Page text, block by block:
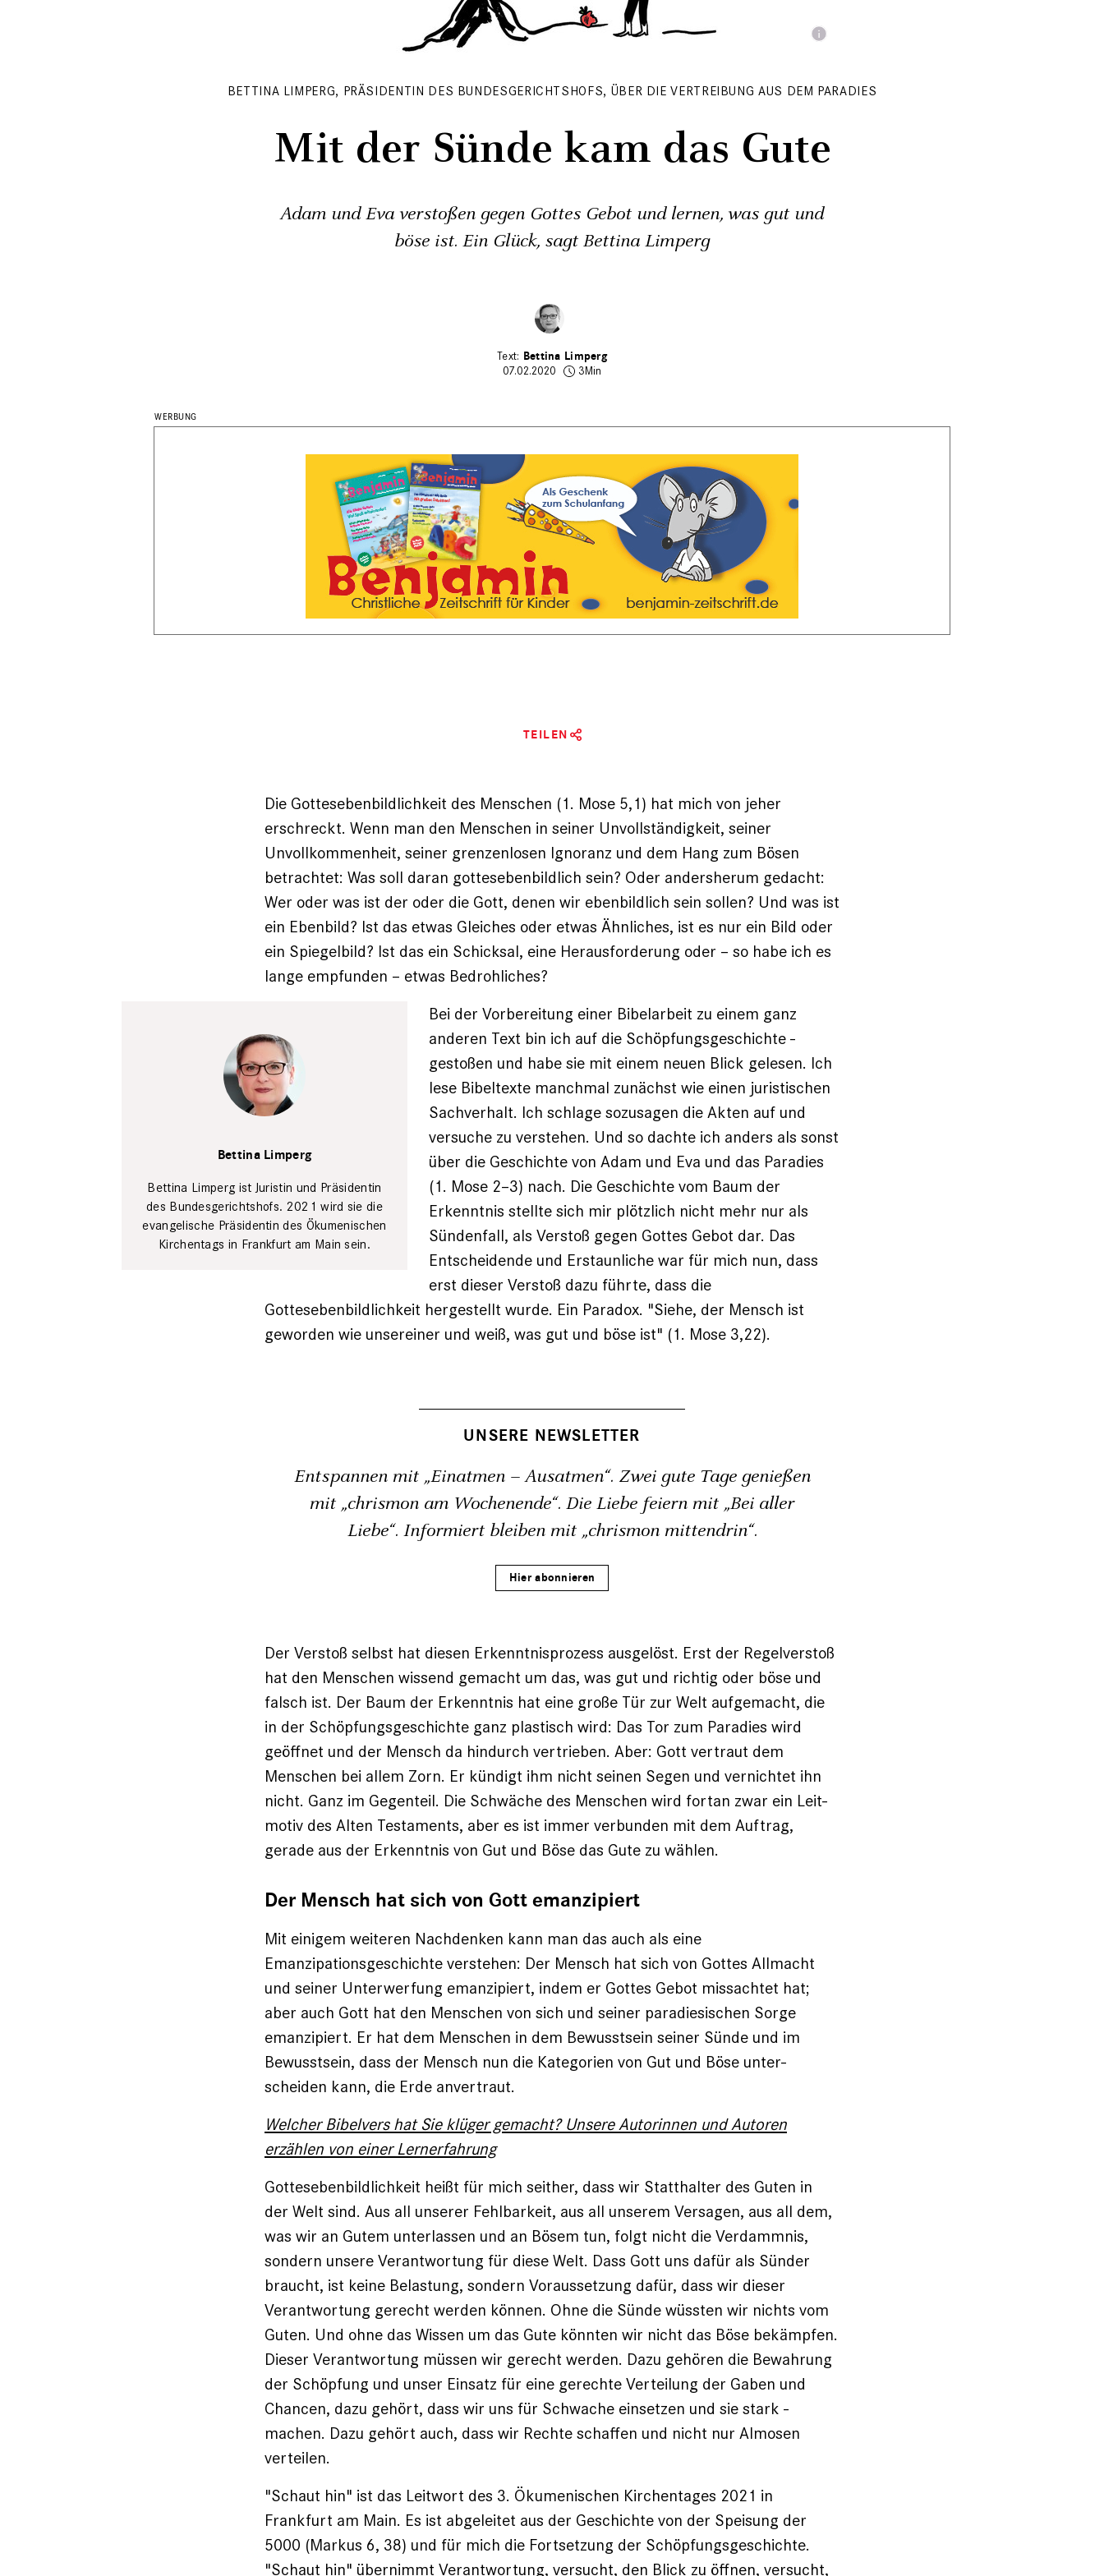
BETTINA LIMPERG, PRÄSIDENTIN DES BUNDESGERICHTSHOFS, ÜBER DIE VERTREIBUNG AUS DEM PARADIES
Mit der Sünde kam das Gute
Adam und Eva verstoßen gegen Gottes Gebot und lernen, was gut und
böse ist.­ Ein Glück, sagt Bettina Limperg
Bettina Limperg
07.02.2020
3Min
TEILEN
Die Gottesebenbildlichkeit des Menschen ­(1. Mose 5,1) hat mich von jeher
erschreckt. Wenn man den Menschen in seiner Unvollständigkeit, seiner
Unvollkommenheit, seiner grenzenlosen Ignoranz und dem Hang zum Bösen
betrachtet: Was soll daran gottesebenbildlich sein? Oder andersherum gedacht:
Wer oder was ist der oder die Gott, denen wir ebenbildlich sein sollen? Und was ist
ein Ebenbild? Ist das etwas ­Gleiches oder etwas Ähnliches, ist es nur ein Bild oder
ein Spiegelbild? Ist das ein Schicksal, eine Herausforderung oder – so habe ich es
lange empfunden­ – ­etwas Bedrohliches?
Bettina Limperg
Bettina Limperg ist Juristin und Präsidentin
des Bundesgerichtshofs. 2021 wird sie die
evangelische Präsidentin des Ökumenischen
Kirchentags in Frankfurt am Main sein.
Bei der Vorbereitung einer Bibelarbeit zu einem ganz
anderen Text bin ich auf die Schöpfungsgeschichte ­
gestoßen und habe sie mit einem neuen Blick gelesen. Ich
lese Bibeltexte manchmal zunächst wie einen juris­tischen
Sachverhalt. Ich schlage sozusagen die Akten auf und
versuche zu verstehen. Und so dachte ich anders als sonst
über die Geschichte von Adam und Eva und das Paradies
(1. Mose 2–3) nach. Die Geschichte vom Baum der
Erkenntnis stellte sich mir plötzlich nicht mehr nur als
Sündenfall, als Verstoß gegen Gottes Gebot dar. Das
Entscheidende und Erstaunliche war für mich nun, dass
erst dieser Verstoß dazu führte, dass die
Gottesebenbildlichkeit hergestellt wurde. Ein Paradox. "Siehe, der Mensch ist
geworden wie unsereiner und weiß, was gut und böse ist" (1. Mose 3,22).
UNSERE NEWSLETTER
Entspannen mit „Einatmen – Ausatmen“. Zwei gute Tage genießen
mit „chrismon am Wochenende“. Die Liebe feiern mit „Bei aller
Liebe“. Informiert bleiben mit „chrismon mittendrin“.
Hier abonnieren
Der Verstoß selbst hat diesen Erkenntnisprozess ausgelöst. Erst der Regelverstoß
hat den Menschen wissend gemacht um das, was gut und richtig oder böse und
falsch ist. Der Baum der Erkenntnis hat eine große Tür zur Welt aufgemacht, die
in der Schöpfungsgeschichte ganz ­plastisch wird: Das Tor zum Paradies wird
geöffnet und der Mensch da hindurch vertrieben. Aber: Gott vertraut dem
Menschen bei allem Zorn. Er kündigt ihm nicht ­seinen Segen und vernichtet ihn
nicht. Ganz im Gegenteil. Die Schwäche des Menschen wird fortan zwar ein Leit­
motiv des Alten Testaments, aber es ist immer verbunden mit dem Auftrag,
gerade aus der Erkenntnis von Gut und Böse das Gute zu wählen.
Der Mensch hat sich von Gott emanzipiert
Mit einigem weiteren Nachdenken kann man das auch als eine
Emanzipationsgeschichte verstehen: Der Mensch hat sich von Gottes Allmacht
und seiner Unterwerfung emanzipiert, indem er Gottes Gebot missachtet hat;
aber auch Gott hat den Menschen von sich und seiner paradiesischen Sorge
emanzipiert. Er hat dem Menschen in dem Bewusstsein seiner Sünde und im
Bewusstsein, dass der Mensch nun die Kategorien von Gut und Böse unter­
scheiden kann, die Erde anvertraut.
Welcher Bibelvers hat Sie klüger gemacht? Unsere Autorinnen und Autoren
erzählen von einer Lernerfahrung
Gottesebenbildlichkeit heißt für mich seither, dass wir Statthalter des Guten in
der Welt sind. Aus all unserer Fehlbarkeit, aus all unserem Versagen, aus all dem,
was wir an Gutem unterlassen und an Bösem tun, folgt nicht die Verdammnis,
sondern unsere Verantwortung für diese Welt. Dass Gott uns dafür als Sünder
braucht, ist keine Belastung, sondern Voraussetzung dafür, dass wir dieser
Verantwortung gerecht werden können. Ohne die Sünde wüssten wir nichts vom
Guten. Und ohne das Wissen um das Gute könnten wir nicht das Böse bekämpfen.
Dieser Verantwortung müssen wir gerecht werden. Dazu ge­hören die Bewahrung
der Schöpfung und unser Einsatz für ­eine gerechte Verteilung der Gaben und
Chancen, dazu gehört, dass wir uns für Schwache einsetzen und sie stark ­
machen. Dazu gehört auch, dass wir Rechte schaffen und nicht nur Almosen
verteilen.
"Schaut hin" ist das Leitwort des 3. Ökumenischen ­Kirchentages 2021 in
Frankfurt am Main. Es ist abgeleitet aus der Geschichte von der Speisung der
5000 (Markus 6, 38) und für mich die Fortsetzung der Schöpfungsgeschichte.
"Schaut hin" übernimmt Verantwortung, versucht, den Blick zu öffnen, versucht,